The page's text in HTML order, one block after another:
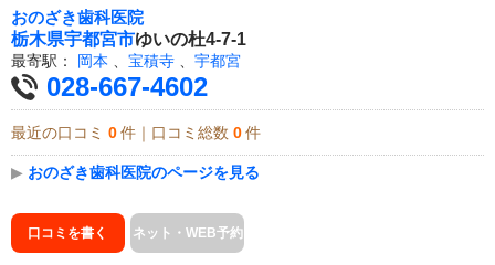
おのざき歯科医院
栃木県宇都宮市ゆいの杜4-7-1
最寄駅： 岡本 宝積寺 宇都宮
028-667-4602
最近の口コミ 0 件｜口コミ総数 0 件
▶ おのざき歯科医院のページを見る
口コミを書く ネット・WEB予約